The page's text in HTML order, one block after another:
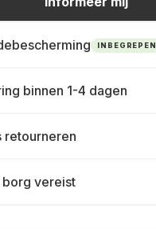
INBEGREPEN
binnen 1-4 dagen
retourneren
borg vereist